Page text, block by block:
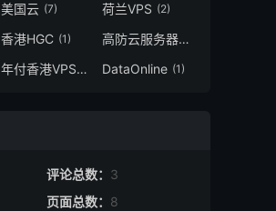
美国云 (7) 荷兰VPS (2)
香港HGC (1) 高防云服务器(4)
年付香港VPS
(1) DataOnline (1)
评论总数： 3
页面总数： 8